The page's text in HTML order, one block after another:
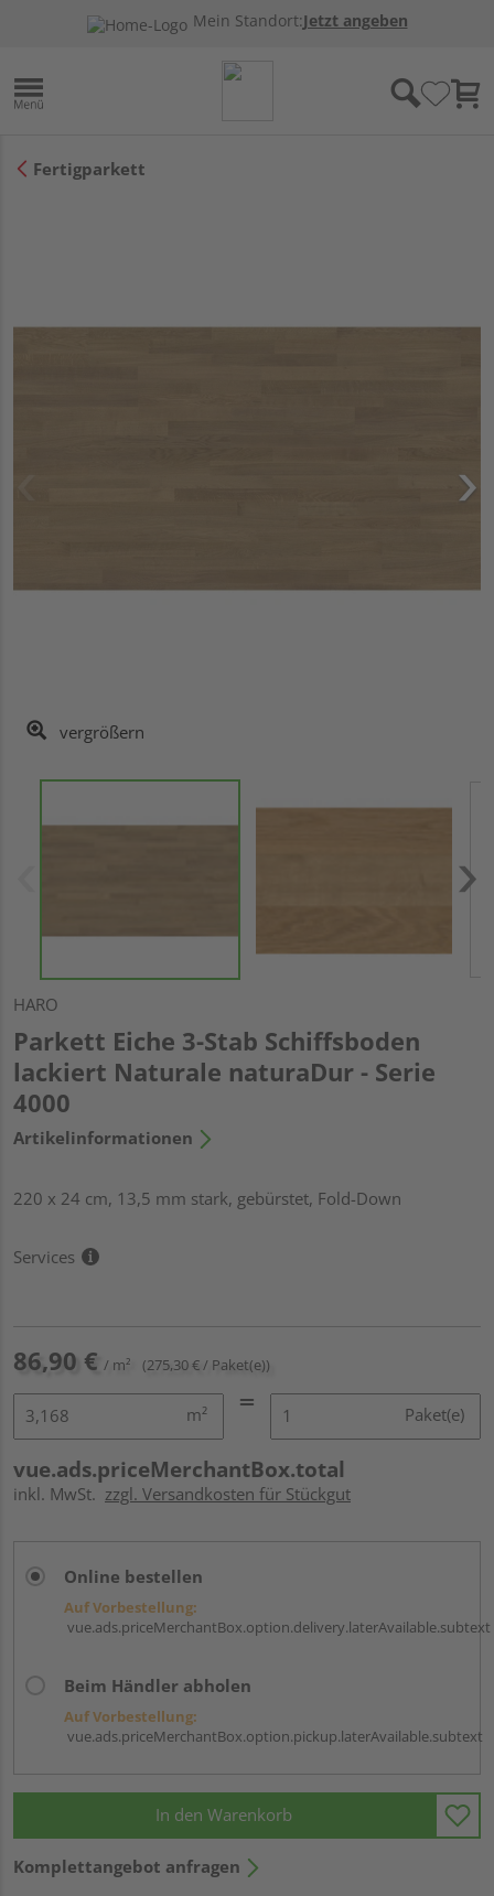
Mein Standort:Jetzt angeben
Fertigparkett
vergrößern
HARO
Parkett Eiche 3-Stab Schiffsboden
lackiert Naturale naturaDur - Serie
4000
Artikelinformationen
220 x 24 cm, 13,5 mm stark, gebürstet, Fold-Down
Services
86,90 € / m² (275,30 € / Paket(e))
m² Paket(e)
vue.ads.priceMerchantBox.total
inkl. MwSt. zzgl. Versandkosten für Stückgut
Online bestellen
Auf Vorbestellung:
vue.ads.priceMerchantBox.option.delivery.laterAvailable.subtext
Beim Händler abholen
Auf Vorbestellung:
vue.ads.priceMerchantBox.option.pickup.laterAvailable.subtext
In den Warenkorb
Komplettangebot anfragen